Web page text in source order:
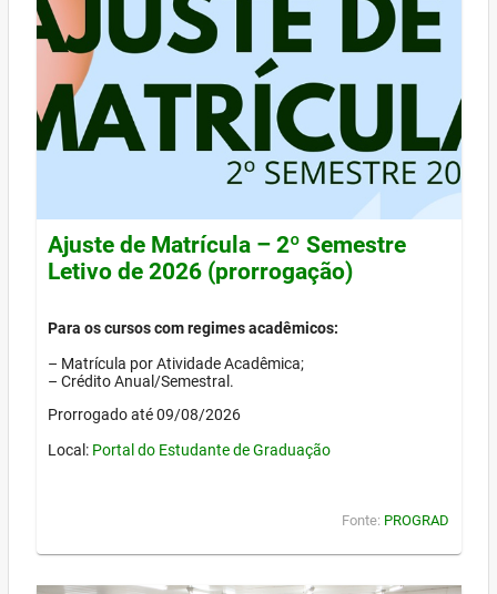
Ajuste de Matrícula – 2º Semestre
Letivo de 2026 (prorrogação)
Para os cursos com regimes acadêmicos:
– Matrícula por Atividade Acadêmica;
– Crédito Anual/Semestral.
Prorrogado até 09/08/2026
Local: Portal do Estudante de Graduação
Fonte: PROGRAD